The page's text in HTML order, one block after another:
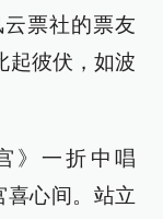
票社的票友
起彼伏，如波
》一折中唱
喜心间。站立